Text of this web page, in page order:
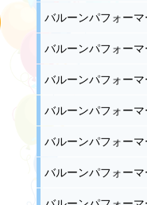
バルーンパフォー
バルーンパフォー
バルーンパフォー
バルーンパフォー
バルーンパフォー
バルーンパフォー